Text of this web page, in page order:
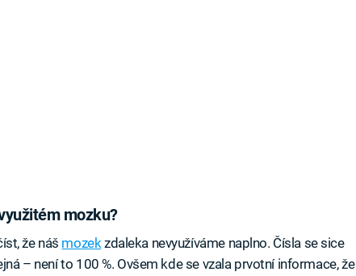
mozku?
že náš mozekzdaleka nevyužíváme naplno. Čísla se sice
– není to 100 %. Ovšem kde se vzala prvotní informace, že